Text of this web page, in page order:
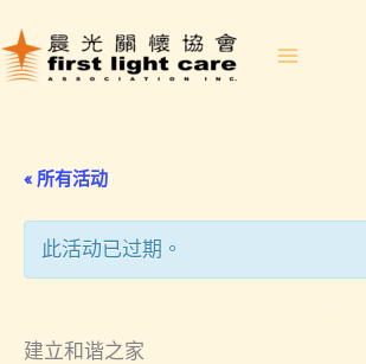
to
« 所有活动
此活动已过期。
建立和谐之家